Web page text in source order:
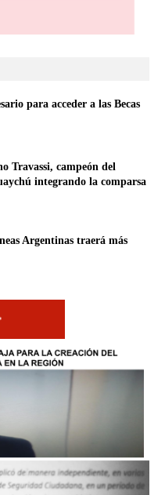
para acceder a las Becas
Travassi, campeón del
integrando la comparsa
Argentinas traerá más